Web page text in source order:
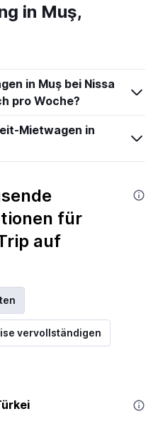
in Muş,
in Muş bei Nissa
pro Woche?
Mietwagen in
für
auf
vervollständigen